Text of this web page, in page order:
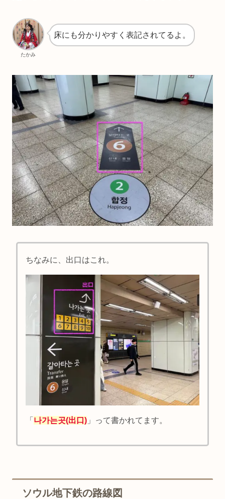
たかみ
床にも分かりやすく表記されてるよ。
ちなみに、出口はこれ。
「 나가는곳(出口) 」って書かれてます。
ソウル地下鉄の路線図